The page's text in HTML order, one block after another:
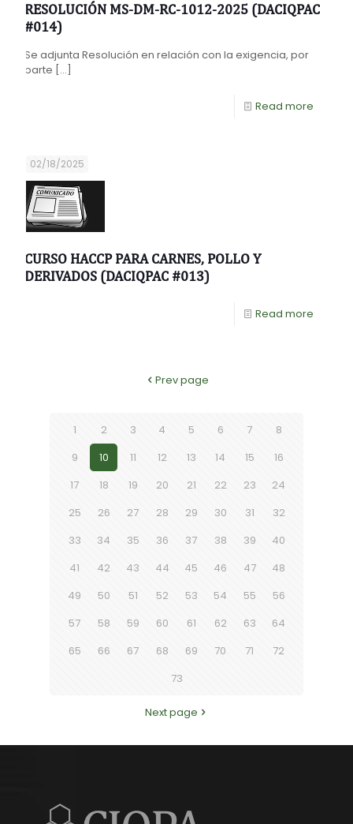
RESOLUCIÓN MS-DM-RC-1012-2025 (DACIQPAC
#014)
Se adjunta Resolución en relación con la exigencia, por
parte […]
Read more
02/18/2025
CURSO HACCP PARA CARNES, POLLO Y
DERIVADOS (DACIQPAC #013)
Read more
Prev page
1 2 3 4 5 6 7
8
9
10 11 12 13 14 15
16
17
18 19 20 21 22 23
24
25
26 27 28 29 30 31
32
33
34 35 36 37 38 39
40
41
42 43 44 45 46 47
48
49
50 51 52 53 54 55
56
57
58 59 60 61 62 63
64
65
66 67 68 69 70 71
72
73
Next page